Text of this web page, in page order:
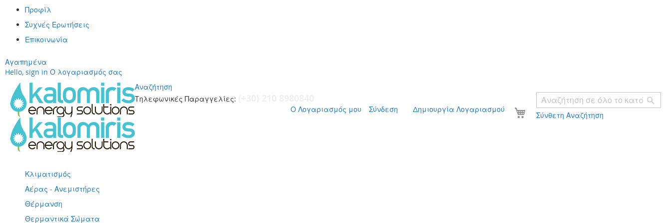
Προφίλ
Συχνές Ερωτήσεις
Επικοινωνία
Αγαπημένα
Hello, sign in Ο λογαριασμός σας
Αναζήτηση
Σύνθετη Αναζήτηση
Τηλεφωνικές Παραγγελίες:
Το καλάθι σας
Ο Λογαριασμός μου Σύνδεση Δημιουργία Λογαριασμού
περιεχόμενο
Κλιματισμός
Αέρας - Ανεμιστήρες
Θέρμανση
Θερμαντικά Σώματα